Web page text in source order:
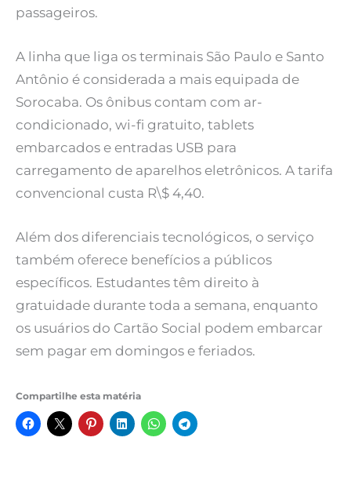
passageiros.
A linha que liga os terminais São Paulo e Santo
Antônio é considerada a mais equipada de
Sorocaba. Os ônibus contam com ar-
condicionado, wi-fi gratuito, tablets
embarcados e entradas USB para
carregamento de aparelhos eletrônicos. A tarifa
convencional custa R\$ 4,40.
Além dos diferenciais tecnológicos, o serviço
também oferece benefícios a públicos
específicos. Estudantes têm direito à
gratuidade durante toda a semana, enquanto
os usuários do Cartão Social podem embarcar
sem pagar em domingos e feriados.
Compartilhe esta matéria